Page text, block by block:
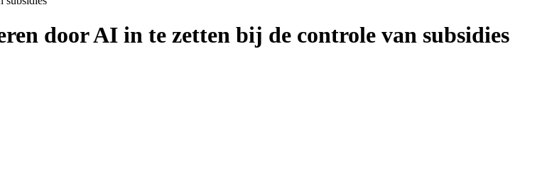
door AI in te zetten bij de controle van subsidies